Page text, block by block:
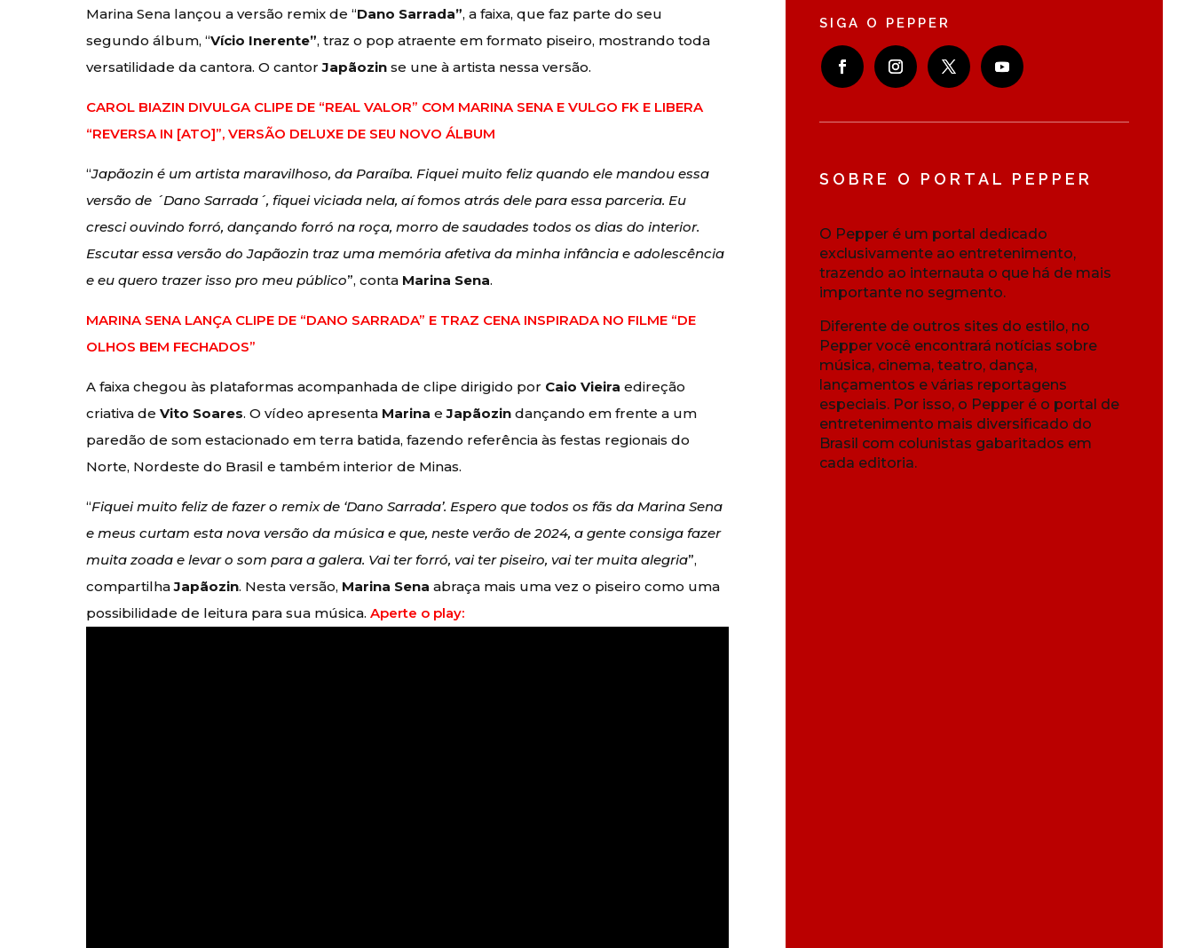
Marina Sena lançou a versão remix de “Dano Sarrada”, a faixa, que faz parte do seu
segundo álbum, “Vício Inerente”, traz o pop atraente em formato piseiro, mostrando toda
versatilidade da cantora. O cantorJapãozin se une à artista nessa versão.
CAROL BIAZIN DIVULGA CLIPE DE “REAL VALOR” COM MARINA SENA E VULGO FK E LIBERA
“REVERSA IN [ATO]”, VERSÃO DELUXE DE SEU NOVO ÁLBUM
“Japãozin é um artista maravilhoso, da Paraíba. Fiquei muito feliz quando ele mandou essa
versão de ´Dano Sarrada´, fiquei viciada nela, aí fomos atrás dele para essa parceria. Eu
cresci ouvindo forró, dançando forró na roça, morro de saudades todos os dias do interior.
Escutar essa versão do Japãozin traz uma memória afetiva da minha infância e adolescência
e eu quero trazer isso pro meu público”, conta Marina Sena.
MARINA SENA LANÇA CLIPE DE “DANO SARRADA” E TRAZ CENA INSPIRADA NO FILME “DE
OLHOS BEM FECHADOS”
A faixa chegou às plataformas acompanhada de clipe dirigido por Caio Vieiraedireção
criativa deVito Soares. O vídeo apresenta Marina eJapãozin dançando em frente a um
paredão de som estacionado em terra batida, fazendo referência às festas regionais do
Norte, Nordeste do Brasil e também interior de Minas.
“Fiquei muito feliz de fazer o remix de ‘Dano Sarrada’. Espero que todos os fãs da Marina Sena
e meus curtam esta nova versão da música e que, neste verão de 2024, a gente consiga fazer
muita zoada e levar o som para a galera. Vai ter forró, vai ter piseiro, vai ter muita alegria”,
compartilhaJapãozin. Nesta versão, Marina Sena abraça mais uma vez o piseiro como uma
possibilidade de leitura para sua música.Aperte o play:
SIGA O PEPPER
SOBRE O PORTAL PEPPER
O Pepper é um portal dedicado
exclusivamente ao entretenimento,
trazendo ao internauta o que há de mais
importante no segmento.
Diferente de outros sites do estilo, no
Pepper você encontrará notícias sobre
música, cinema, teatro, dança,
lançamentos e várias reportagens
especiais. Por isso, o Pepper é o portal de
entretenimento mais diversificado do
Brasil com colunistas gabaritados em
cada editoria.